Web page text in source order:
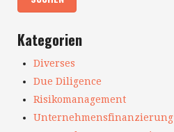
Kategorien
Diverses
Due Diligence
Risikomanagement
Unternehmensfinanzierung